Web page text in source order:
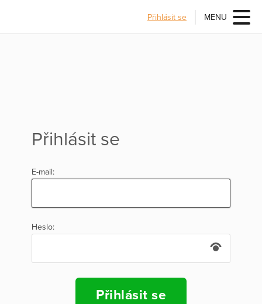
Přihlásit se MENU
Přihlásit se
E-mail:
Heslo:
Přihlásit se